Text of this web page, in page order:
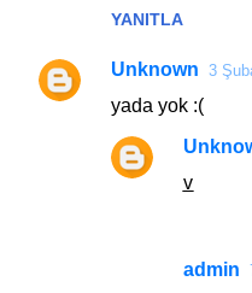
YANITLA
Unknown 3
yada yok :(
v̲
admin